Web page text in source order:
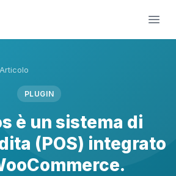
Articolo
PLUGIN
è un sistema di
(POS) integrato